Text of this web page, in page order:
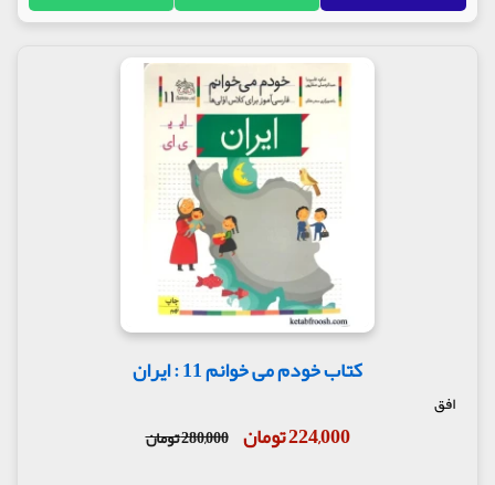
کتاب خودم می خوانم 11 : ایران
افق
224,000 تومان 280,000 تومان